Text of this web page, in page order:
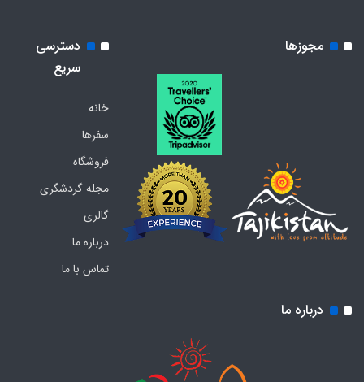
مجوزها
دسترسی
سریع
خانه
سفرها
فروشگاه
مجله گردشگری
گالری
درباره ما
تماس با ما
درباره ما